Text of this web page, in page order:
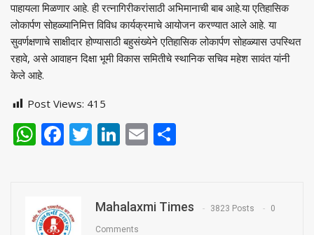
पाहायला मिळणार आहे. ही रत्नागिरीकरांसाठी अभिमानाची बाब आहे.या एतिहासिक
लोकार्पण सोहळ्यानिमित्त विविध कार्यक्रमाचे आयोजन करण्यात आले आहे. या
सुवर्णक्षणाचे साक्षीदार होण्यासाठी बहुसंख्येने एतिहासिक लोकार्पण सोहळ्यास उपस्थित
रहावे, असे आवाहन दिक्षा भूमी विकास समितीचे स्थानिक सचिव महेश सावंत यांनी
केले आहे.
Post Views: 415
WhatsApp
Facebook
Twitter
LinkedIn
Email
Mahalaxmi Times 3823 Posts 0
Comments